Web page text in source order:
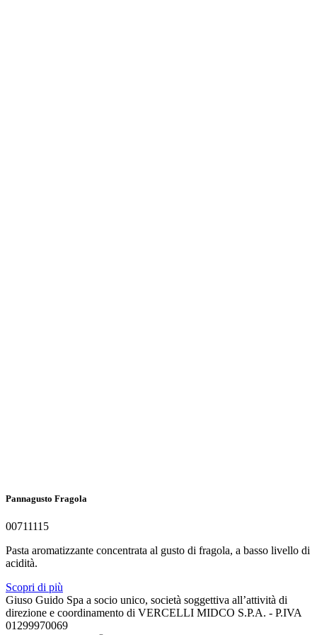
Pannagusto Fragola
00711115
Pasta aromatizzante concentrata al gusto di fragola, a basso livello di
acidità.
Scopri di più
Giuso Guido Spa a socio unico, società soggettiva all’attività di
direzione e coordinamento di VERCELLI MIDCO S.P.A. - P.IVA
01299970069